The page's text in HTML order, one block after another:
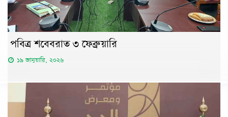
পবিত্র শবেবরাত ৩ ফেব্রুয়ারি
১৯ জানুয়ারি, ২০২৬